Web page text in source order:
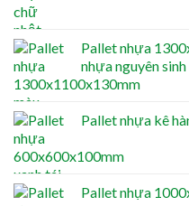
Pallet nhựa
nhựa nguyên sinh
Pallet nhựa kê
Pallet nhựa